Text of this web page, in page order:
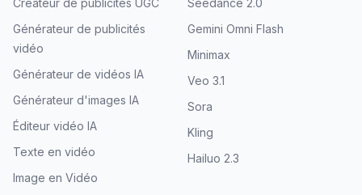
Générateur de publicités
vidéo
Générateur de vidéos IA
Générateur d'images IA
Éditeur vidéo IA
Texte en vidéo
Image en Vidéo
Gemini Omni Flash
Minimax
Veo 3.1
Sora
Kling
Hailuo 2.3